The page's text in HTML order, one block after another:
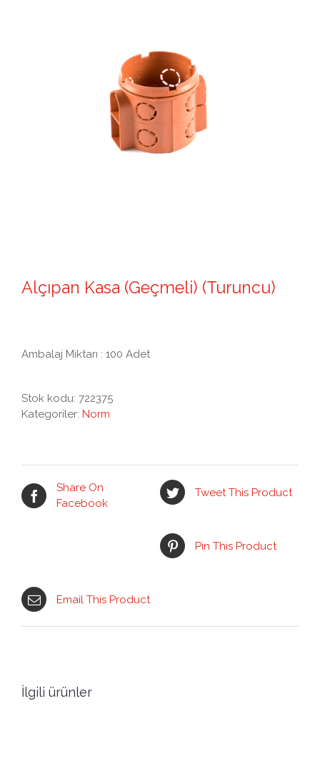
Alçıpan Kasa (Geçmeli) (Turuncu)
Ambalaj Miktarı : 100 Adet
Stok kodu: 722375
Kategoriler: Norm
Share On
Facebook
Tweet This Product
Pin This Product
Email This Product
İlgili ürünler